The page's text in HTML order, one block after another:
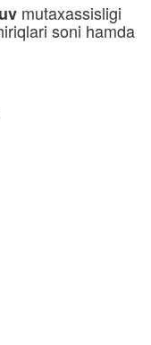
mutaxassisligi
soni hamda